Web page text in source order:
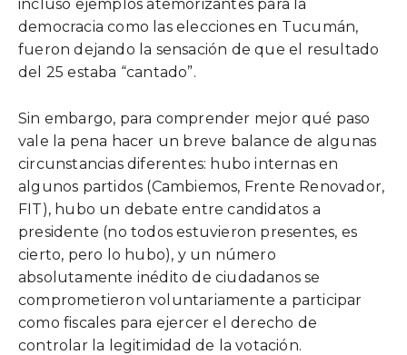
incluso ejemplos atemorizantes para la
democracia como las elecciones en Tucumán,
fueron dejando la sensación de que el resultado
del 25 estaba “cantado”.
Sin embargo, para comprender mejor qué paso
vale la pena hacer un breve balance de algunas
circunstancias diferentes: hubo internas en
algunos partidos (Cambiemos, Frente Renovador,
FIT), hubo un debate entre candidatos a
presidente (no todos estuvieron presentes, es
cierto, pero lo hubo), y un número
absolutamente inédito de ciudadanos se
comprometieron voluntariamente a participar
como fiscales para ejercer el derecho de
controlar la legitimidad de la votación.